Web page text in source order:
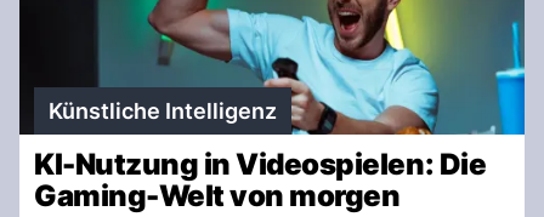
Künstliche Intelligenz
KI-Nutzung in Videospielen: Die
Gaming-Welt von morgen